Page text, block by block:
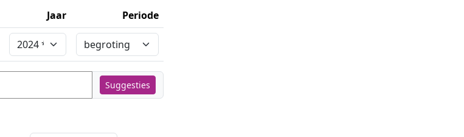
Jaar
Periode
Suggesties